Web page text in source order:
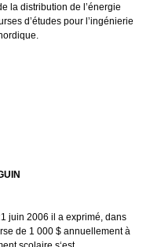
la distribution de l’énergie
d’études pour l’ingénierie
juin 2006 il a exprimé, dans
de 1 000 $ annuellement à